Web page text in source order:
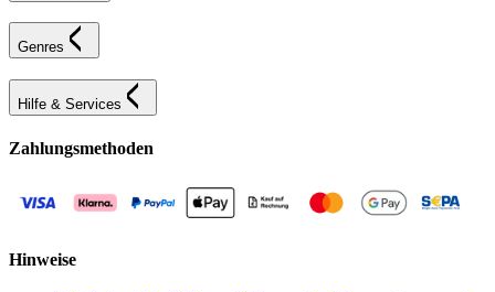
Genres
Hilfe & Services
Zahlungsmethoden
Hinweise